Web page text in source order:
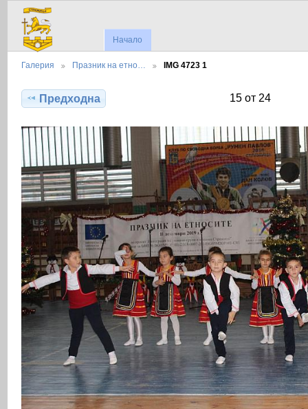
Начало
Галерия Празник на етно… IMG 4723 1
Предходна 15 от 24